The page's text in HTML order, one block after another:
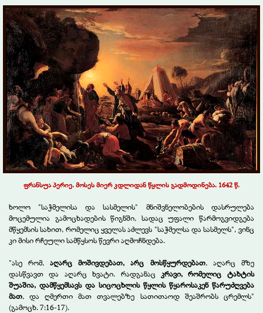
ფრანსუა პერიე. მოსეს მიერ კდლიდან წყლის გადმოდინება. 1642 წ.
ხოლო "საჭმელისა და სასმელის" მნიშვნელობების დასრულება
მოცემულია გამოცხადების წიგნში, სადაც უფალი წარმოგვიდგება
მწყემსის სახით, რომელიც ყველას აძლევს "საჭმელსა და სასმელს", ვინც
კი მისი რჩეული სამწყსოს წევრი აღმოჩნდება.
"ასე რომ,აღარც მოშივდებათ, არც მოსწყურდებათ, აღარც მზე
დასწვავთ და აღარც ხვატი. რადგანაც კრავი, რომელიც ტახტის
შუაშია, დამწყემსავს და სიცოცხლის წყლის წყაროსაკენ წარუძღვება
მათ, და ღმერთი მათ თვალებზე სათითაოდ შეაშრობს ცრემლს"
(გამოცხ. 7:16-17).